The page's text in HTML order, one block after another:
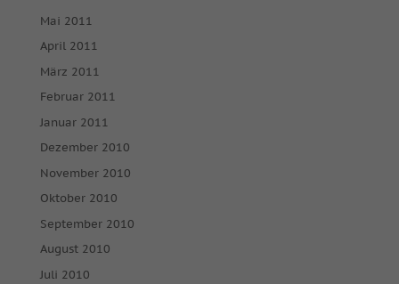
Mai 2011
April 2011
März 2011
Februar 2011
Januar 2011
Dezember 2010
November 2010
Oktober 2010
September 2010
August 2010
Juli 2010